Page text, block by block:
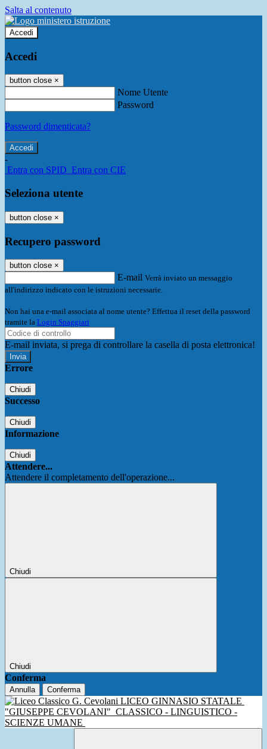
Salta al contenuto
Accedi
Accedi
button close ×
Nome Utente
Password
Password dimenticata?
-
Entra con SPID Entra con CIE
Seleziona utente
button close ×
Recupero password
button close ×
E-mail Verrà inviato un messaggio
all'indirizzo indicato con le istruzioni necessarie.
Non hai una e-mail associata al nome utente? Effettua il reset della password
tramite la Login Spaggiari
E-mail inviata, si prega di controllare la casella di posta elettronica!
Errore
Chiudi
Successo
Chiudi
Informazione
Chiudi
Attendere...
Attendere il completamento dell'operazione...
Chiudi
Chiudi
Conferma
Annulla Conferma
LICEO GINNASIO STATALE
"GIUSEPPE CEVOLANI" CLASSICO - LINGUISTICO -
SCIENZE UMANE